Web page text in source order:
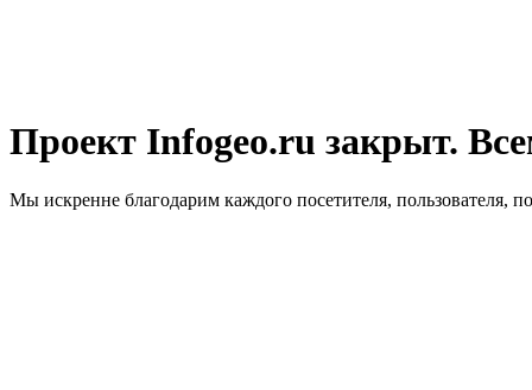
Проект Infogeo.ru закрыт.
Мы искренне благодарим каждого посетителя, пользователя,